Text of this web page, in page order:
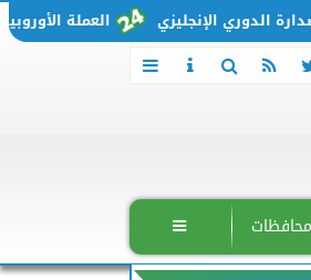
العملة الأوروبية تتحرك من جديد.. الإنجليزي
محافظات 